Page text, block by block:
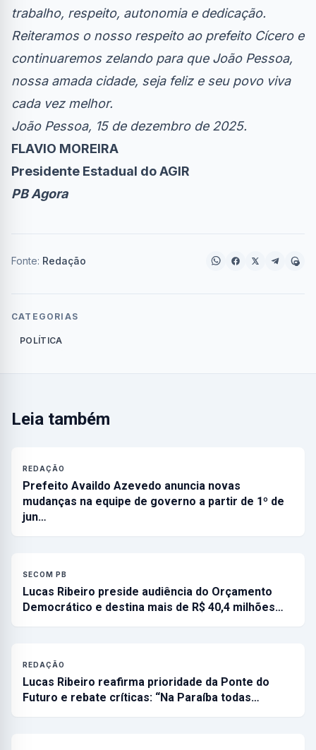
trabalho, respeito, autonomia e dedicação.
Reiteramos o nosso respeito ao prefeito Cícero e
continuaremos zelando para que João Pessoa,
nossa amada cidade, seja feliz e seu povo viva
cada vez melhor.
João Pessoa, 15 de dezembro de 2025.
FLAVIO MOREIRA
Presidente Estadual do AGIR
PB Agora
Fonte: Redação
CATEGORIAS
POLÍTICA
Leia também
REDAÇÃO
Prefeito Availdo Azevedo anuncia novas
mudanças na equipe de governo a partir de 1º de
jun…
SECOM PB
Lucas Ribeiro preside audiência do Orçamento
Democrático e destina mais de R$ 40,4 milhões…
REDAÇÃO
Lucas Ribeiro reafirma prioridade da Ponte do
Futuro e rebate críticas: “Na Paraíba todas…